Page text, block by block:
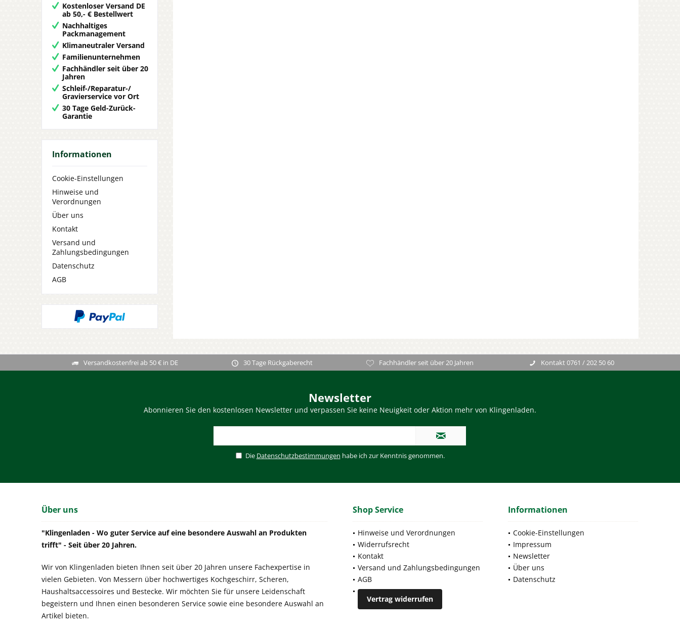
Kostenloser Versand DE
ab 50,- € Bestellwert
Nachhaltiges
Packmanagement
Klimaneutraler Versand
Familienunternehmen
Fachhändler seit über 20
Jahren
Schleif-/Reparatur-/
Gravierservice vor Ort
30 Tage Geld-Zurück-
Garantie
Informationen
Cookie-Einstellungen
Hinweise und
Verordnungen
Über uns
Kontakt
Versand und
Zahlungsbedingungen
Datenschutz
AGB
Versandkostenfrei ab 50 € in DE 30 Tage Rückgaberecht Fachhändler seit über 20 Jahren Kontakt 0761 / 202 50 60
Newsletter
Abonnieren Sie den kostenlosen Newsletter und verpassen Sie keine Neuigkeit oder Aktion mehr von Klingenladen.
Die Datenschutzbestimmungen habe ich zur Kenntnis genommen.
Über uns
"Klingenladen - Wo guter Service auf eine besondere Auswahl an Produkten
trifft" - Seit über 20 Jahren.
Wir von Klingenladen bieten Ihnen seit über 20 Jahren unsere Fachexpertise in
vielen Gebieten. Von Messern über hochwertiges Kochgeschirr, Scheren,
Haushaltsaccessoires und Bestecke. Wir möchten Sie für unsere Leidenschaft
begeistern und Ihnen einen besonderen Service sowie eine besondere Auswahl an
Artikel bieten.
Shop Service
Hinweise und Verordnungen
Widerrufsrecht
Kontakt
Versand und Zahlungsbedingungen
AGB
Vertrag widerrufen
Informationen
Cookie-Einstellungen
Impressum
Newsletter
Über uns
Datenschutz